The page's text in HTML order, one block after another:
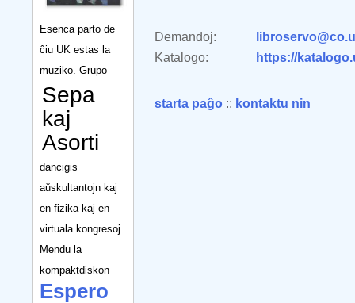
Esenca parto de
ĉiu UK estas la
muziko. Grupo
Sepa
kaj
Asorti
dancigis
aŭskultantojn kaj
en fizika kaj en
virtuala kongresoj.
Mendu la
kompaktdiskon
Espero
Demandoj:
Katalogo:
https://
starta paĝo :: kontaktu nin